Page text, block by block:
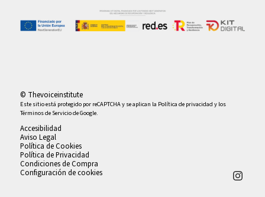
© Thevoiceinstitute
Este sitio está protegido por reCAPTCHA y se aplican la Política de privacidad y los
Términos de Serviciode Google.
Accesibilidad
Aviso Legal
Política de Cookies
Política de Privacidad
Condiciones de Compra
Configuración de cookies